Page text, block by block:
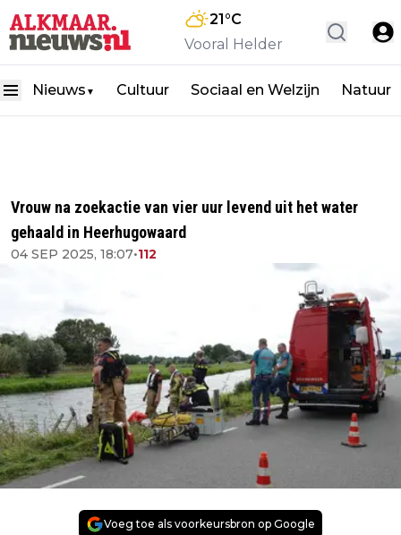
21°C
Vooral Helder
Nieuws ▼ Cultuur Sociaal en Welzijn Natuur
Vrouw na zoekactie van vier uur levend uit het water
gehaald in Heerhugowaard
04 SEP 2025, 18:07•112
Voeg toe als voorkeursbron op Google